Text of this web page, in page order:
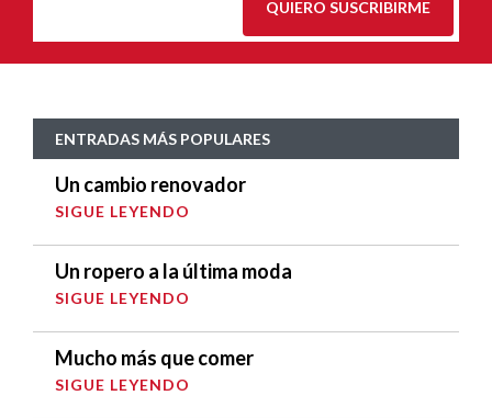
QUIERO SUSCRIBIRME
ENTRADAS MÁS POPULARES
Un cambio renovador
SIGUE LEYENDO
Un ropero a la última moda
SIGUE LEYENDO
Mucho más que comer
SIGUE LEYENDO